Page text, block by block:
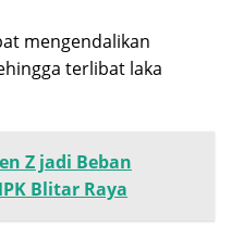
mengendalikan
terlibat laka
Z jadi Beban
Blitar Raya